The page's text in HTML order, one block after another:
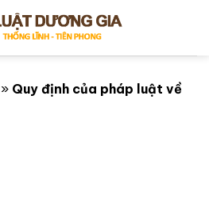
» Quy định của pháp luật về